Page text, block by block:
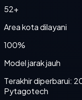
52+
Area kota dilayani
100%
Model jarak jauh
Terakhir diperbarui:
Pytagotech